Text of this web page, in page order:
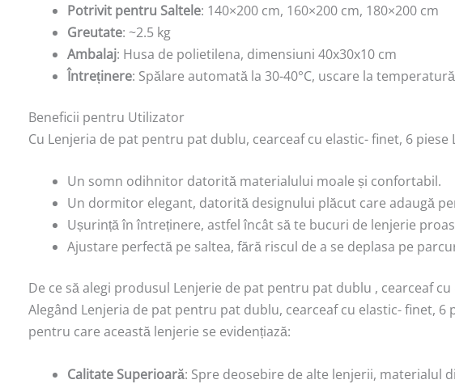
Potrivit pentru Saltele: 140×200 cm, 160×200 cm, 180×200 cm
Greutate: ~2.5 kg
Ambalaj: Husa de polietilena, dimensiuni 40x30x10 cm
Întreținere: Spălare automată la 30-40°C, uscare la
Beneficii pentru Utilizator
Cu Lenjeria de pat pentru pat dublu, cearceaf cu elastic- finet, 6 piese
Un somn odihnitor datorită materialului moale și confortabil.
Un dormitor elegant, datorită designului plăcut care adaugă
Ușurință în întreținere, astfel încât să te bucuri de lenjerie
Ajustare perfectă pe saltea, fără riscul de a se deplasa pe
De ce să alegi produsul Lenjerie de pat pentru pat dublu , cearceaf cu
Alegând Lenjeria de pat pentru pat dublu, cearceaf cu elastic- finet,
pentru care această lenjerie se evidențiază:
Calitate Superioară: Spre deosebire de alte lenjerii, materialul